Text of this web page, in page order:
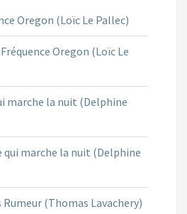
Oregon (Loïc Le Pallec)
Fréquence Oregon (Loïc Le
marche la nuit (Delphine
qui marche la nuit (Delphine
Rumeur (Thomas Lavachery)